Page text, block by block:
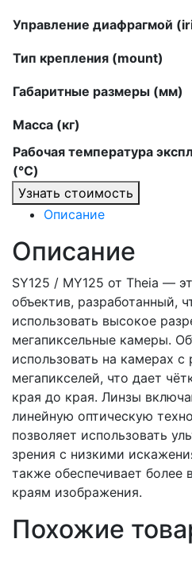
Управление диафрагмой
Тип крепления (mount)
Габаритные размеры (мм)
Масса (кг)
Рабочая температура
(°C)
Узнать стоимость
Описание
Описание
SY125 / MY125 от Theia —
объектив, разработанный,
использовать высокое
мегапиксельные камеры.
использовать на камерах
мегапикселей, что дает
края до края. Линзы
линейную оптическую
позволяет использовать
зрения с низкими
также обеспечивает более
краям изображения.
Похожие